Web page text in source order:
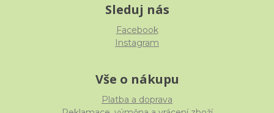
Sleduj nás
Facebook
Instagram
Vše o nákupu
Platba a doprava